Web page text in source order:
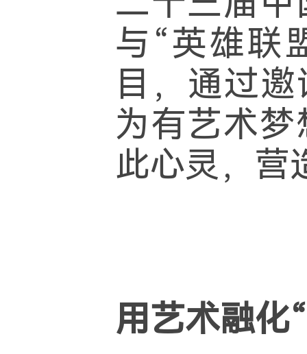
与“英雄联
目，通过
为有艺术
此心灵，营
用艺术融化